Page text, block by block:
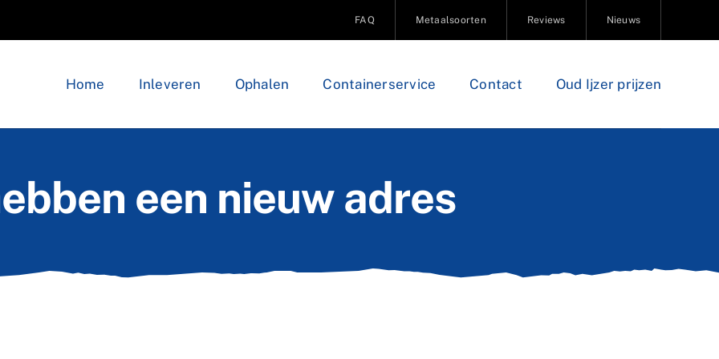
FAQ Metaalsoorten Reviews Nieuws
Home Inleveren Ophalen Containerservice Contact Oud Ijzer prijzen
een nieuw adres